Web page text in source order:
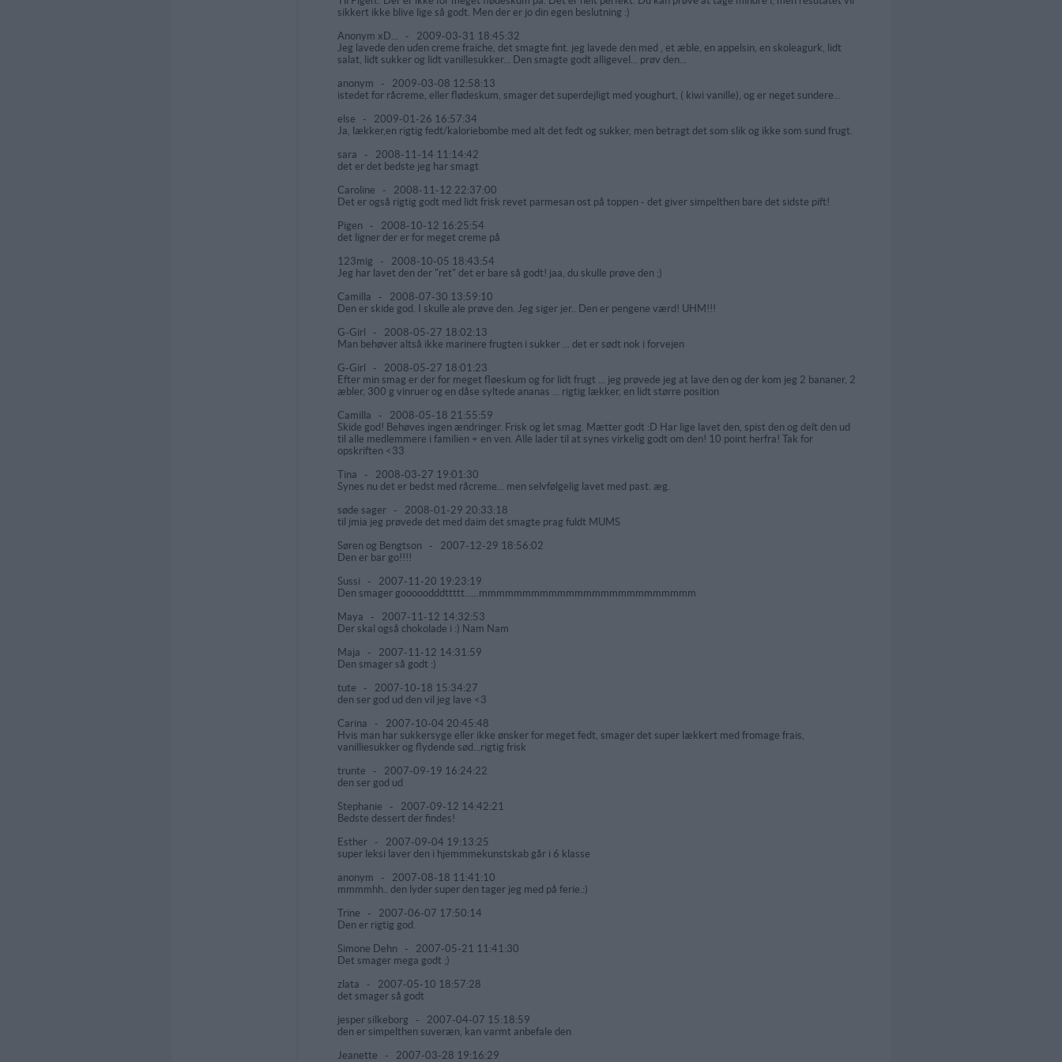
sikkert ikke blive lige så godt. Men der er jo din egen beslutning :)
Anonym xD...
- 2009-03-31 18:45:32
Jeg lavede den uden creme fraiche, det smagte fint. jeg lavede den med , et æble, en appelsin, en skoleagurk, lidt
salat, lidt sukker og lidt vanillesukker... Den smagte godt alligevel... prøv den...
anonym
- 2009-03-08 12:58:13
istedet for råcreme, eller flødeskum, smager det superdejligt med youghurt, ( kiwi vanille), og er neget sundere...
else
- 2009-01-26 16:57:34
Ja, lækker,en rigtig fedt/kaloriebombe med alt det fedt og sukker, men betragt det som slik og ikke som sund frugt.
sara
- 2008-11-14 11:14:42
det er det bedste jeg har smagt
Caroline
- 2008-11-12 22:37:00
Det er også rigtig godt med lidt frisk revet parmesan ost på toppen - det giver simpelthen bare det sidste pift!
Pigen
- 2008-10-12 16:25:54
det ligner der er for meget creme på
123mig
- 2008-10-05 18:43:54
Jeg har lavet den der "ret" det er bare så godt! jaa, du skulle prøve den ;)
Camilla
- 2008-07-30 13:59:10
Den er skide god. I skulle ale prøve den. Jeg siger jer.. Den er pengene værd! UHM!!!
G-Girl
- 2008-05-27 18:02:13
Man behøver altså ikke marinere frugten i sukker ... det er sødt nok i forvejen
G-Girl
- 2008-05-27 18:01:23
Efter min smag er der for meget fløeskum og for lidt frugt ... jeg prøvede jeg at lave den og der kom jeg 2 bananer, 2
æbler, 300 g vinruer og en dåse syltede ananas ... rigtig lækker, en lidt større position
Camilla
- 2008-05-18 21:55:59
Skide god! Behøves ingen ændringer. Frisk og let smag. Mætter godt :D Har lige lavet den, spist den og delt den ud
til alle medlemmere i familien + en ven. Alle lader til at synes virkelig godt om den! 10 point herfra! Tak for
opskriften <33
Tina
- 2008-03-27 19:01:30
Synes nu det er bedst med råcreme... men selvfølgelig lavet med past. æg.
søde sager
- 2008-01-29 20:33:18
til jmia jeg prøvede det med daim det smagte prag fuldt MUMS
Søren og Bengtson
- 2007-12-29 18:56:02
Den er bar go!!!!
Sussi
- 2007-11-20 19:23:19
Den smager gooooodddttttt......mmmmmmmmmmmmmmmmmmmmmmmmm
Maya
- 2007-11-12 14:32:53
Der skal også chokolade i :) Nam Nam
Maja
- 2007-11-12 14:31:59
Den smager så godt :)
tute
- 2007-10-18 15:34:27
den ser god ud den vil jeg lave <3
Carina
- 2007-10-04 20:45:48
Hvis man har sukkersyge eller ikke ønsker for meget fedt, smager det super lækkert med fromage frais,
vanilliesukker og flydende sød...rigtig frisk
trunte
- 2007-09-19 16:24:22
den ser god ud
Stephanie
- 2007-09-12 14:42:21
Bedste dessert der findes!
Esther
- 2007-09-04 19:13:25
super leksi laver den i hjemmmekunstskab går i 6 klasse
anonym
- 2007-08-18 11:41:10
mmmmhh.. den lyder super den tager jeg med på ferie.:)
Trine
- 2007-06-07 17:50:14
Den er rigtig god.
Simone Dehn
- 2007-05-21 11:41:30
Det smager mega godt ;)
zlata
- 2007-05-10 18:57:28
det smager så godt
jesper silkeborg
- 2007-04-07 15:18:59
den er simpelthen suveræn, kan varmt anbefale den
Jeanette
- 2007-03-28 19:16:29